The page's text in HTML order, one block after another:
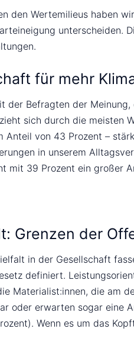
den Wertemilieus haben
unterscheiden.
für mehr
der Befragten der
sich durch die meisten
von 43 Prozent –
in unserem
mit 39 Prozent ein großer
Grenzen der
in der Gesellschaft
definiert.
Materialist:innen, die am
oder erwarten sogar eine
Wenn es um das